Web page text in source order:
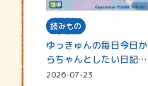
読みもの
ゆっきゅんの毎日今日か
らちゃんとしたい日記
☆202…
2026-07-23